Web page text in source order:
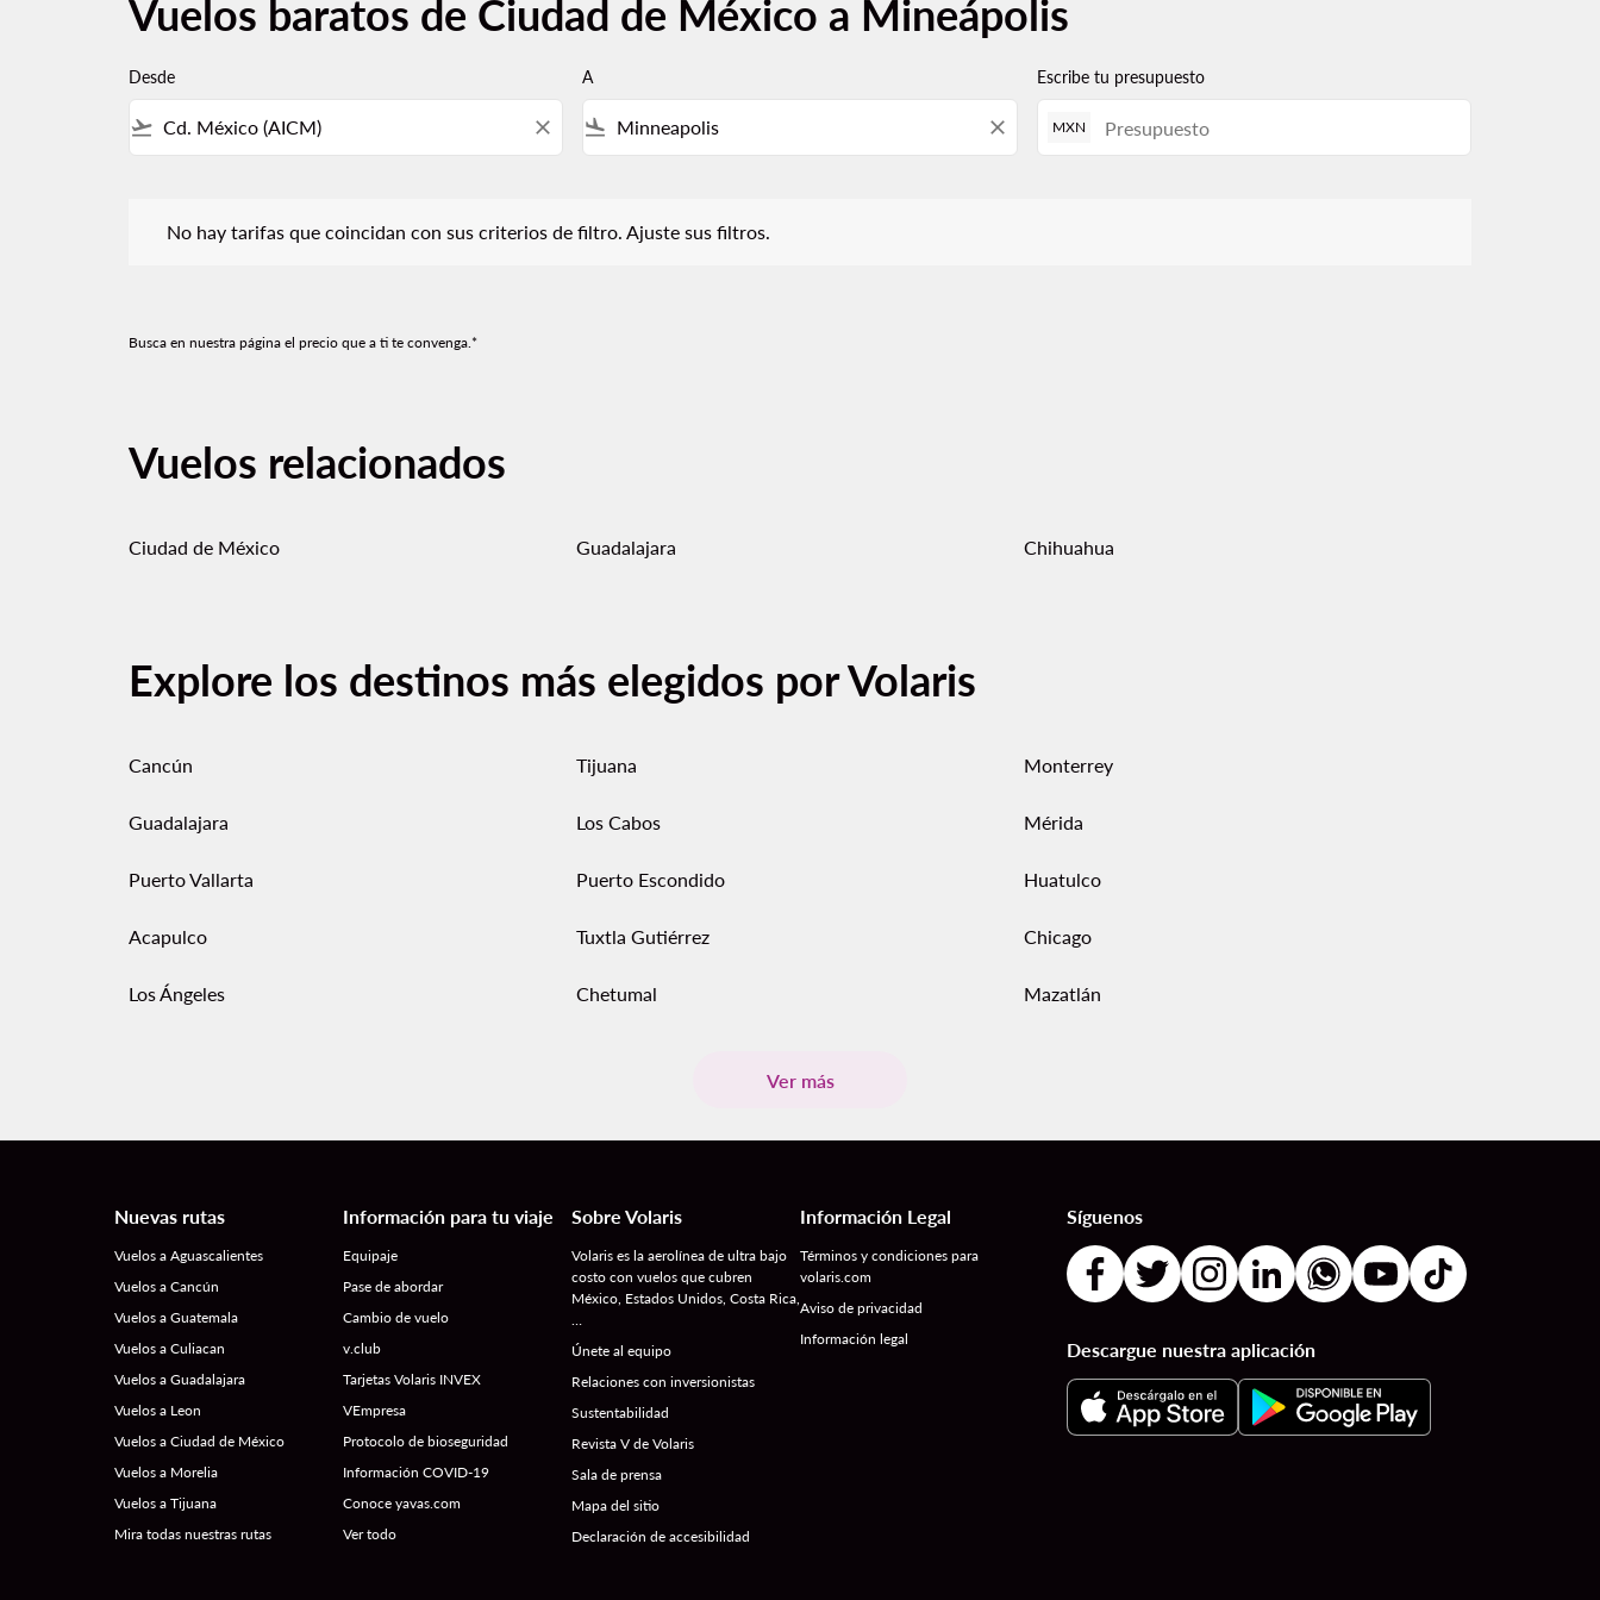
Vuelos baratos de Ciudad de México a Mineápolis
Desde
flight_takeoff close
A
flight_land close
Escribe tu presupuesto
MXN
No hay tarifas que coincidan con sus criterios de filtro. Ajuste sus filtros.
Busca en nuestra página el precio que a ti te convenga.*
Vuelos relacionados
Ciudad de México Guadalajara Chihuahua
Explore los destinos más elegidos por Volaris
Cancún Tijuana Monterrey
Guadalajara Los Cabos Mérida
Puerto Vallarta Puerto Escondido Huatulco
Acapulco Tuxtla Gutiérrez Chicago
Los Ángeles Chetumal Mazatlán
Ver más
Nuevas rutas
Vuelos a Aguascalientes
Vuelos a Cancún
Vuelos a Guatemala
Vuelos a Culiacan
Vuelos a Guadalajara
Vuelos a Leon
Vuelos a Ciudad de México
Vuelos a Morelia
Vuelos a Tijuana
Mira todas nuestras rutas
Información para tu viaje
Equipaje
Pase de abordar
Cambio de vuelo
v.club
Tarjetas Volaris INVEX
VEmpresa
Protocolo de bioseguridad
Información COVID-19
Conoce yavas.com
Ver todo
Sobre Volaris
Volaris es la aerolínea de ultra bajo
costo con vuelos que cubren
México, Estados Unidos, Costa Rica,
…
Únete al equipo
Relaciones con inversionistas
Sustentabilidad
Revista V de Volaris
Sala de prensa
Mapa del sitio
Declaración de accesibilidad
Información Legal
Términos y condiciones para
volaris.com
Aviso de privacidad
Información legal
Síguenos
Descargue nuestra aplicación